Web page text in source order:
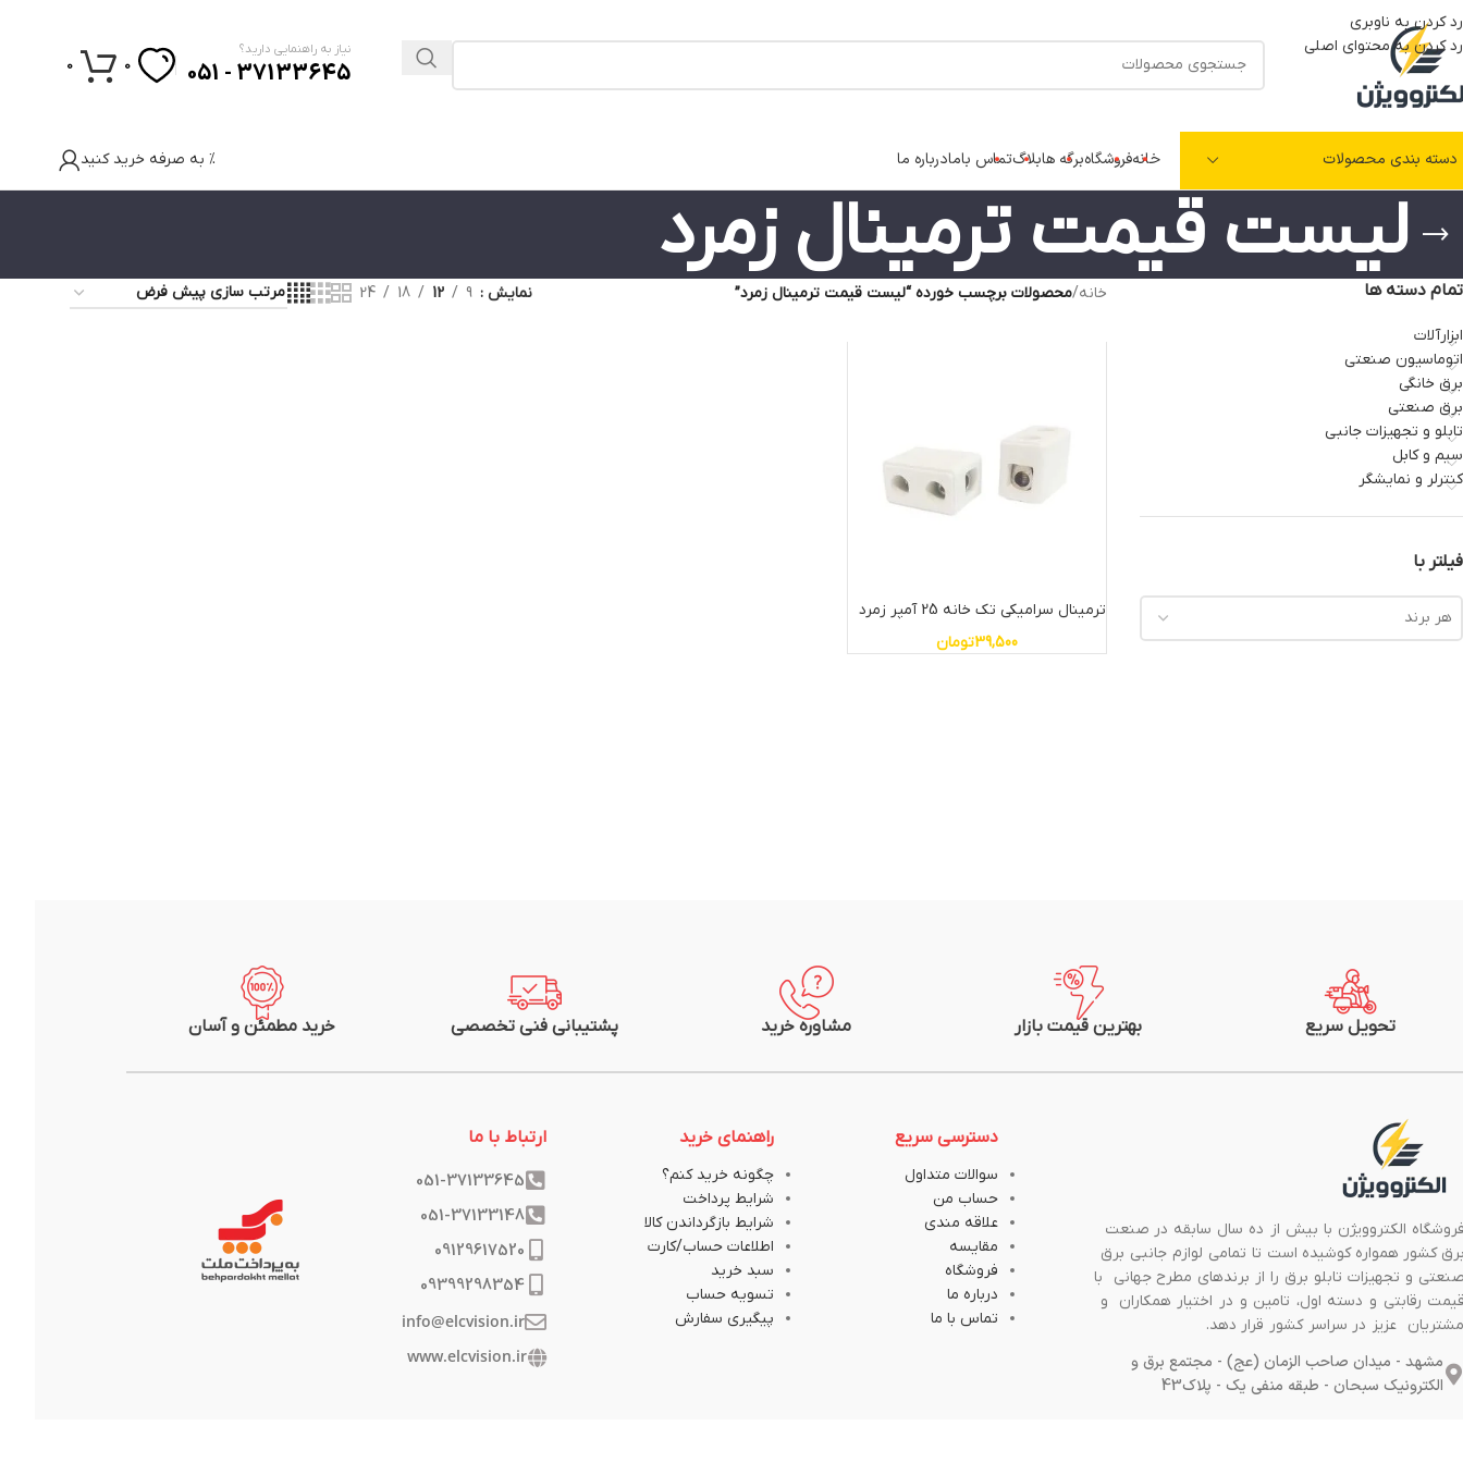
رد کردن به ناوبری
رد کردن به محتوای اصلی
نیاز به راهنمایی دارید؟
37133645 - 051
0
0
دسته بندی محصولات خانهفروشگاهبرگه هابلاگتماس بامادرباره ما % به صرفه خرید کنید
لیست قیمت ترمینال زمرد
تمام دسته ها
ابزارآلات
اتوماسیون صنعتی
برق خانگی
برق صنعتی
تابلو و تجهیزات جانبی
سیم و کابل
کنترلر و نمایشگر
فیلتر با
هر برند
خانه/محصولات برچسب خورده “لیست قیمت ترمینال زمرد” نمایش 9
12
18
24
ترمینال سرامیکی تک خانه 25 آمپر زمرد
39,500تومان
تحویل سریع بهترین قیمت بازار مشاوره خرید پشتیبانی فنی تخصصی خرید مطمئن و آسان
الکتروویژن با بیش از ده سال سابقه در صنعت
کشور همواره کوشیده است تا تمامی لوازم جانبی برق
و تجهیزات تابلو برق را از برندهای مطرح جهانی با
رقابتی و دسته اول، تامین و در اختیار همکاران و
عزیز در سراسر کشور قرار دهد.
مشهد - میدان صاحب الزمان (عج) - مجتمع برق و
الکترونیک سبحان - طبقه منفی یک - پلاک43
دسترسی سریع
سوالات متداول
حساب من
علاقه مندی
مقایسه
فروشگاه
درباره ما
تماس با ما
راهنمای خرید
چگونه خرید کنم؟
شرایط پرداخت
شرایط بازگرداندن کالا
اطلاعات حساب/کارت
سبد خرید
تسویه حساب
پیگیری سفارش
ارتباط با ما
051-37133645
051-37133148
09129617520
09399298354
info@elcvision.ir
www.elcvision.ir